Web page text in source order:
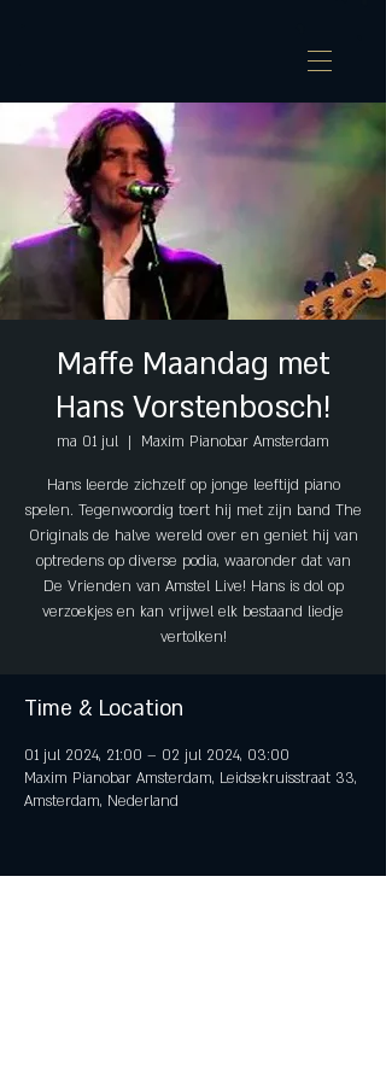
Maffe Maandag met
Hans Vorstenbosch!
ma 01 jul
  |
Maxim Pianobar Amsterdam
Hans leerde zichzelf op jonge leeftijd piano
spelen. Tegenwoordig toert hij met zijn band The
Originals de halve wereld over en geniet hij van
optredens op diverse podia, waaronder dat van
De Vrienden van Amstel Live! Hans is dol op
verzoekjes en kan vrijwel elk bestaand liedje
vertolken!
Time & Location
01 jul 2024, 21:00 – 02 jul 2024, 03:00
Maxim Pianobar Amsterdam, Leidsekruisstraat 33,
Amsterdam, Nederland